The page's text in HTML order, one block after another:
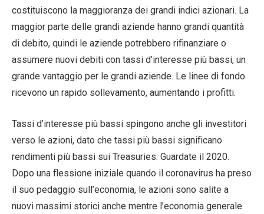
costituiscono la maggioranza dei grandi indici azionari. La
maggior parte delle grandi aziende hanno grandi quantità
di debito, quindi le aziende potrebbero rifinanziare o
assumere nuovi debiti con tassi d’interesse più bassi, un
grande vantaggio per le grandi aziende. Le linee di fondo
ricevono un rapido sollevamento, aumentando i profitti.
Tassi d’interesse più bassi spingono anche gli investitori
verso le azioni, dato che tassi più bassi significano
rendimenti più bassi sui Treasuries. Guardate il 2020.
Dopo una flessione iniziale quando il coronavirus ha preso
il suo pedaggio sull’economia, le azioni sono salite a
nuovi massimi storici anche mentre l’economia generale